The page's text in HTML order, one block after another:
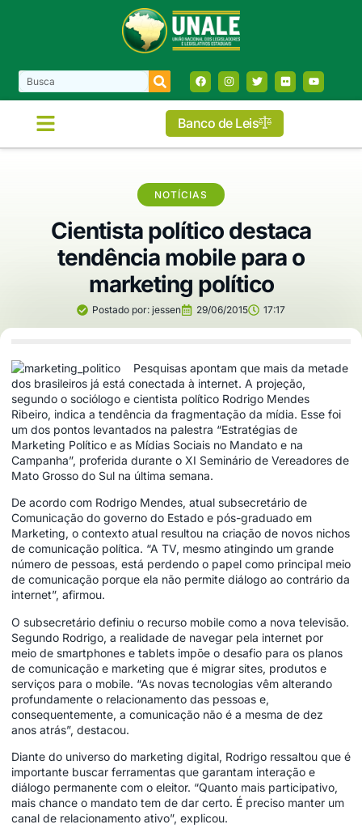
Banco de Leis
NOTÍCIAS
Cientista político destaca
tendência mobile para o
marketing político
Postado por: jessen 29/06/2015 17:17
Pesquisas apontam que mais da metade
dos brasileiros já está conectada à internet. A projeção,
segundo o sociólogo e cientista político Rodrigo Mendes
Ribeiro, indica a tendência da fragmentação da mídia. Esse foi
um dos pontos levantados na palestra “Estratégias de
Marketing Político e as Mídias Sociais no Mandato e na
Campanha”, proferida durante o XI Seminário de Vereadores de
Mato Grosso do Sul na última semana.
De acordo com Rodrigo Mendes, atual subsecretário de
Comunicação do governo do Estado e pós-graduado em
Marketing, o contexto atual resultou na criação de novos nichos
de comunicação política. “A TV, mesmo atingindo um grande
número de pessoas, está perdendo o papel como principal meio
de comunicação porque ela não permite diálogo ao contrário da
internet”, afirmou.
O subsecretário definiu o recurso mobile como a nova televisão.
Segundo Rodrigo, a realidade de navegar pela internet por
meio de smartphones e tablets impõe o desafio para os planos
de comunicação e marketing que é migrar sites, produtos e
serviços para o mobile. “As novas tecnologias vêm alterando
profundamente o relacionamento das pessoas e,
consequentemente, a comunicação não é a mesma de dez
anos atrás”, destacou.
Diante do universo do marketing digital, Rodrigo ressaltou que é
importante buscar ferramentas que garantam interação e
diálogo permanente com o eleitor. “Quanto mais participativo,
mais chance o mandato tem de dar certo. É preciso manter um
canal de relacionamento ativo”, explicou.